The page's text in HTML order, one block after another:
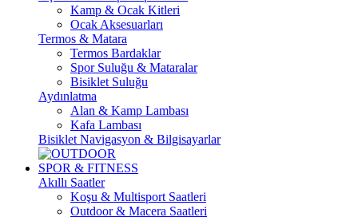
Kamp & Ocak Kitleri
Ocak Aksesuarları
Termos & Matara
Termos Bardaklar
Spor Suluğu & Mataralar
Bisiklet Suluğu
Aydınlatma
Alan & Kamp Lambası
Kafa Lambası
Bisiklet Navigasyon & Bilgisayarlar
SPOR & FITNESS
Akıllı Saatler
Koşu & Multisport Saatleri
Outdoor & Macera Saatleri